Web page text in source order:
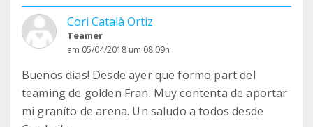
Cori Català Ortiz
Teamer
am 05/04/2018 um 08:09h
Buenos dias! Desde ayer que formo part del
teaming de golden Fran. Muy contenta de aportar
mi graníto de arena. Un saludo a todos desde